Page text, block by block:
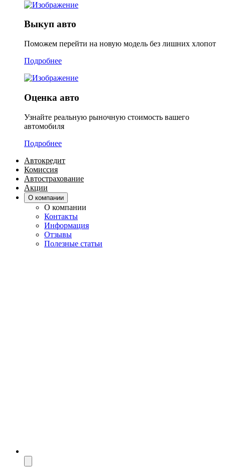
Выкуп авто
Поможем перейти на новую модель без лишних хлопот
Подробнее
Оценка авто
Узнайте реальную рыночную стоимость вашего
автомобиля
Подробнее
Автокредит
Комиссия
Автострахование
Акции
О компании
О компании
Контакты
Информация
Отзывы
Полезные статьи